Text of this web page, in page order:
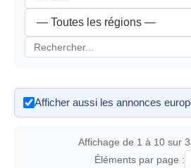
Afficher aussi les annonces
Affichage de 1 à 10 sur
Éléments par page :